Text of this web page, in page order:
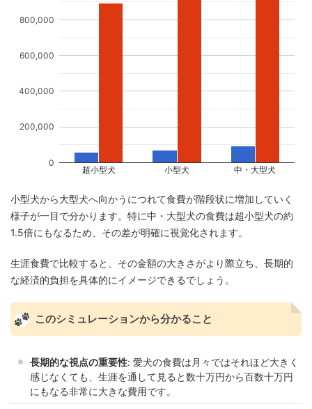
超小型犬 小型犬 中・大型犬
0
200,000
400,000
600,000
800,000
小型犬から大型犬へ向かうにつれて食費が階段状に増加していく
様子が一目で分かります。特に中・大型犬の食費は超小型犬の約
1.5倍にもなるため、その差が明確に視覚化されます。
生涯食費で比較すると、その金額の大きさがより際立ち、長期的
な経済的負担を具体的にイメージできるでしょう。
このシミュレーションから分かること
長期的な視点の重要性: 愛犬の食費は月々ではそれほど大きく
感じなくても、生涯を通して見ると数十万円から百数十万円
にもなる非常に大きな費用です。